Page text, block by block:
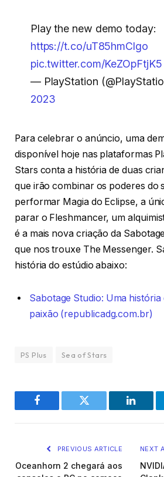
Play the new demo today:
https://t.co/uT85hmClgo
pic.twitter.com/KeZOpFtjK5
— PlayStation
2023
Para celebrar o anúncio, uma
disponível hoje nas plataformas
Stars conta a história de duas
que irão combinar os poderes do
performar Magia do Eclipse, a
parar o Fleshmancer, um
é a mais nova criação da
que nos trouxe The Messenger.
história do estúdio abaixo:
Sabotage Studio: Uma história
paixão (republicadg.com.br)
PS Plus Sea of Stars
Facebook Twitter
PREVIOUS ARTICLE
Oceanhorn 2 chegará aos
NEXT